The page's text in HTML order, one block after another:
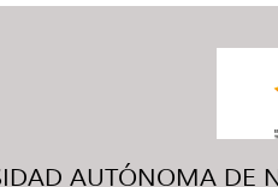
AUTÓNOMA DE